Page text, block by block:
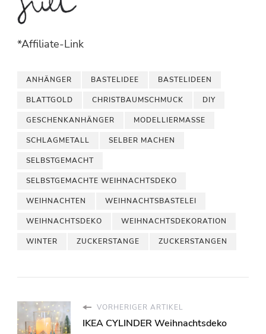
*Affiliate-Link
ANHÄNGER BASTELIDEE BASTELIDEEN
BLATTGOLD CHRISTBAUMSCHMUCK DIY
GESCHENKANHÄNGER MODELLIERMASSE
SCHLAGMETALL SELBER MACHEN
SELBSTGEMACHT
SELBSTGEMACHTE WEIHNACHTSDEKO
WEIHNACHTEN WEIHNACHTSBASTELEI
WEIHNACHTSDEKO WEIHNACHTSDEKORATION
WINTER ZUCKERSTANGE ZUCKERSTANGEN
VORHERIGER ARTIKEL
IKEA CYLINDER Weihnachtsdeko